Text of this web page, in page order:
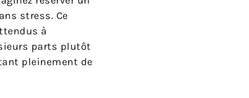
stress. Ce
à
parts plutôt
pleinement de